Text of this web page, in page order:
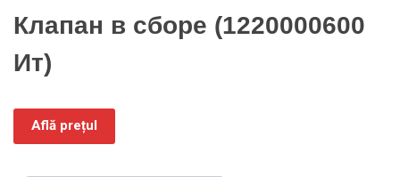
Клапан в сборе (1220000600
Ит)
Află prețul